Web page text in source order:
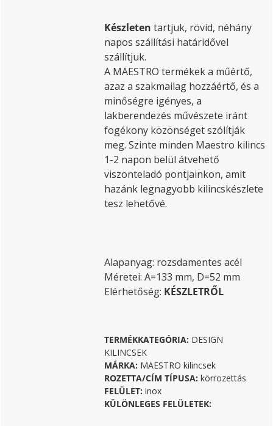
Készleten tartjuk, rövid, néhány
napos szállítási határidővel
szállítjuk.
A MAESTRO termékek a műértő,
azaz a szakmailag hozzáértő, és a
minőségre igényes, a
lakberendezés művészete iránt
fogékony közönséget szólítják
meg. Szinte minden Maestro kilincs
1-2 napon belül átvehető
viszonteladó pontjainkon, amit
hazánk legnagyobb kilincskészlete
tesz lehetővé.
Alapanyag: rozsdamentes acél
Méretei: A=133 mm, D=52 mm
Elérhetőség: KÉSZLETRŐL
TERMÉKKATEGÓRIA: DESIGN
KILINCSEK
MÁRKA: MAESTRO kilincsek
ROZETTA/CÍM TÍPUSA: körrozettás
FELÜLET: inox
KÜLÖNLEGES FELÜLETEK: